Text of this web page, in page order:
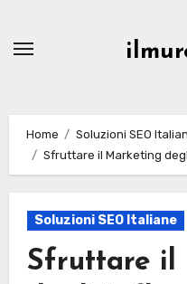
Home
Soluzioni SEO
Sfruttare il Marketing
Soluzioni SEO Italiane
Sfruttare il